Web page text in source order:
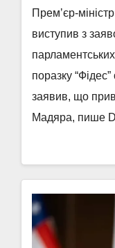
Премʼєр-
виступив з
поразку “Фідес”
заявив, що
Мадяра, пише